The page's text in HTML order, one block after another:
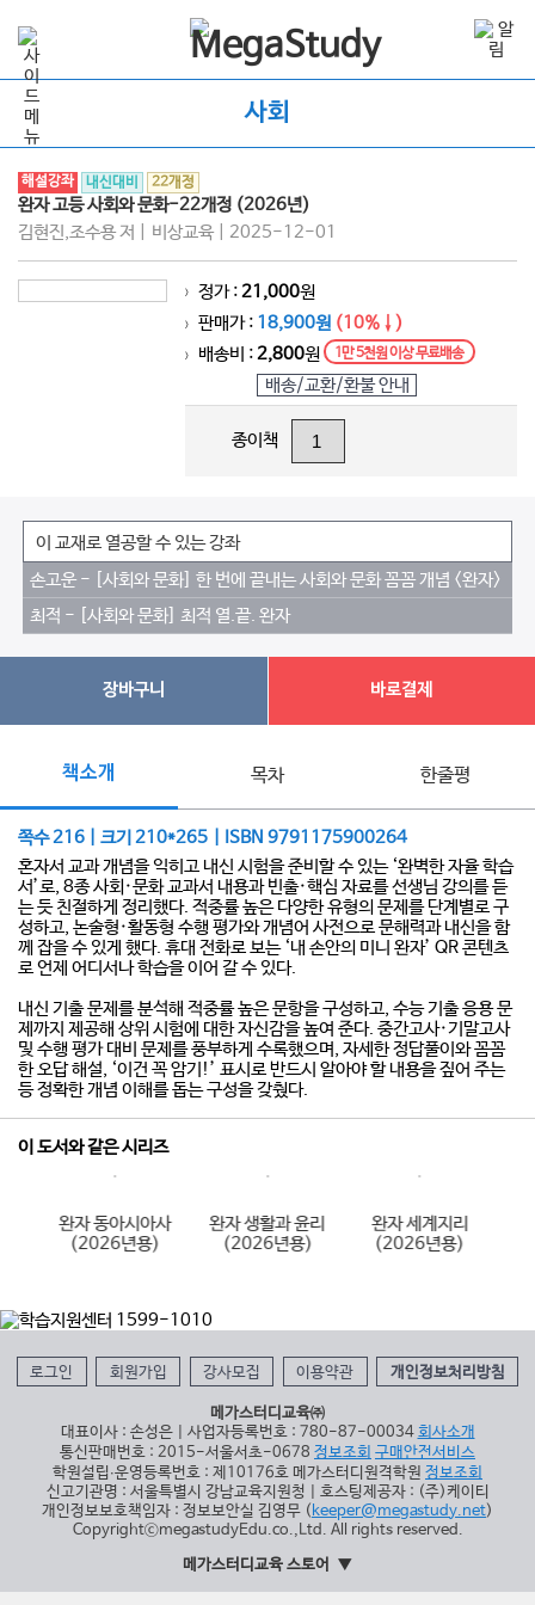
사회
해설강좌 내신대비 22개정
완자 고등 사회와 문화-22개정 (2026년)
김현진,조수용 저 | 비상교육 | 2025-12-01
> 정가 :21,000원
> 판매가 : 18,900원 (10%↓)
> 배송비 :2,800원 1만 5천원 이상 무료배송
배송/교환/환불 안내
종이책
이 교재로 열공할 수 있는 강좌
손고운 - [사회와 문화] 한 번에 끝내는 사회와 문화 꼼꼼 개념 <완자>
최적 - [사회와 문화] 최적 열.끝. 완자
장바구니 바로결제
책소개 목차 한줄평
쪽수 216 | 크기 210*265 | ISBN 9791175900264
혼자서 교과 개념을 익히고 내신 시험을 준비할 수 있는 ‘완벽한 자율 학습
서’로, 8종 사회·문화 교과서 내용과 빈출·핵심 자료를 선생님 강의를 듣
는 듯 친절하게 정리했다. 적중률 높은 다양한 유형의 문제를 단계별로 구
성하고, 논술형·활동형 수행 평가와 개념어 사전으로 문해력과 내신을 함
께 잡을 수 있게 했다. 휴대 전화로 보는 ‘내 손안의 미니 완자’ QR 콘텐츠
로 언제 어디서나 학습을 이어 갈 수 있다.
내신 기출 문제를 분석해 적중률 높은 문항을 구성하고, 수능 기출 응용 문
제까지 제공해 상위 시험에 대한 자신감을 높여 준다. 중간고사·기말고사
및 수행 평가 대비 문제를 풍부하게 수록했으며, 자세한 정답풀이와 꼼꼼
한 오답 해설, ‘이건 꼭 암기!’ 표시로 반드시 알아야 할 내용을 짚어 주는
등 정확한 개념 이해를 돕는 구성을 갖췄다.
이 도서와 같은 시리즈
완자 동아시아사
(2026년용)
완자 생활과 윤리
(2026년용)
완자 세계지리
(2026년용)
로그인 회원가입 강사모집 이용약관 개인정보처리방침
메가스터디교육㈜
대표이사 : 손성은 | 사업자등록번호 : 780-87-00034 회사소개
통신판매번호 : 2015-서울서초-0678 정보조회 구매안전서비스
학원설립∙운영등록번호 : 제10176호 메가스터디원격학원 정보조회
신고기관명 : 서울특별시 강남교육지원청 | 호스팅제공자 : (주)케이티
개인정보보호책임자 : 정보보안실 김영무 ( keeper@megastudy.net)
CopyrightⓒmegastudyEdu.co.,Ltd. All rights reserved.
메가스터디교육 스토어